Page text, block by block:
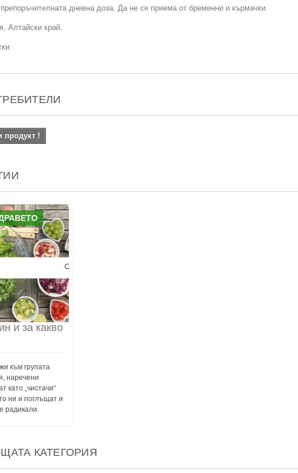
дневна доза. Да не се приема от бременни и кърмачки.
Алтайски край.
продукт !
и за какво
към групата
наречени
като „чистачи“
ни и поглъщат и
радикали.
КАТЕГОРИЯ